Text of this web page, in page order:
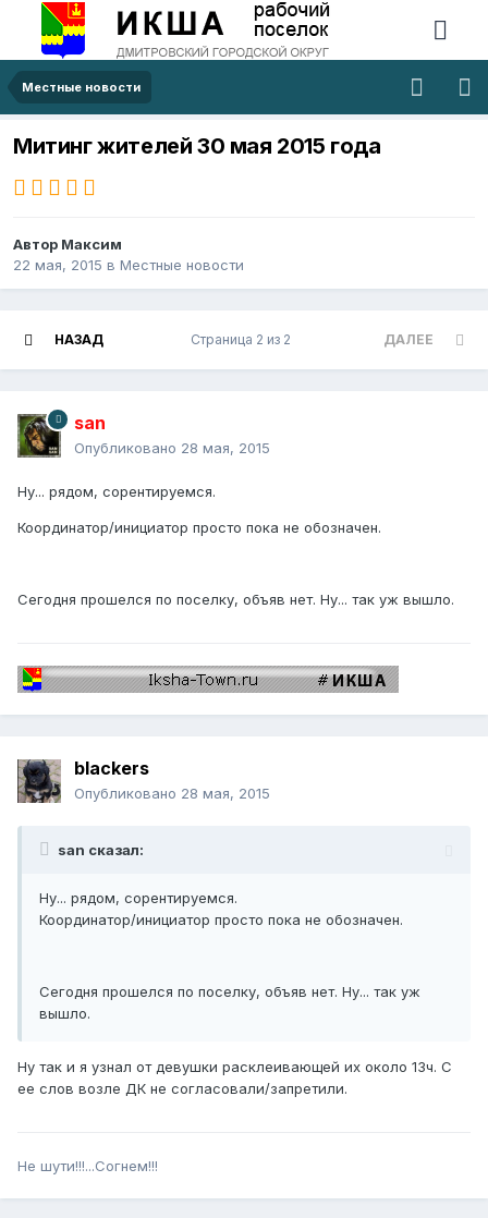
Местные новости
Митинг жителей 30 мая 2015 года
Автор Максим
22 мая, 2015 в Местные новости
НАЗАД ДАЛЕЕ
Страница 2 из 2
san
Опубликовано 28 мая, 2015
Ну... рядом, сорентируемся.
Координатор/инициатор просто пока не обозначен.
Сегодня прошелся по поселку, объяв нет. Ну... так уж вышло.
blackers
Опубликовано 28 мая, 2015
san сказал:
Ну... рядом, сорентируемся.
Координатор/инициатор просто пока не обозначен.
Сегодня прошелся по поселку, объяв нет. Ну... так уж
вышло.
Ну так и я узнал от девушки расклеивающей их около 13ч. С
ее слов возле ДК не согласовали/запретили.
Не шути!!!...Согнем!!!